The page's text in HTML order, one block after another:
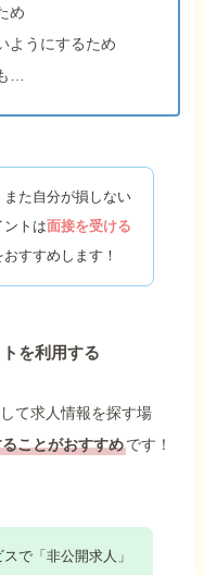
め
ようにするため
…
た自分が損しない
ントは面接を受ける
おすすめします！
を利用する
て求人情報を探す場
ことがおすすめです！
で「非公開求人」